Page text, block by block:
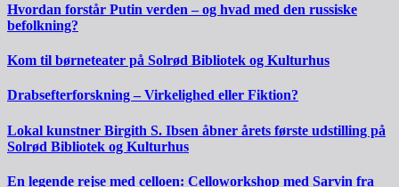
Hvordan forstår Putin verden – og hvad med den russiske
befolkning?
Kom til børneteater på Solrød Bibliotek og Kulturhus
Drabsefterforskning – Virkelighed eller Fiktion?
Lokal kunstner Birgith S. Ibsen åbner årets første udstilling på
Solrød Bibliotek og Kulturhus
En legende rejse med celloen: Celloworkshop med Sarvin fra